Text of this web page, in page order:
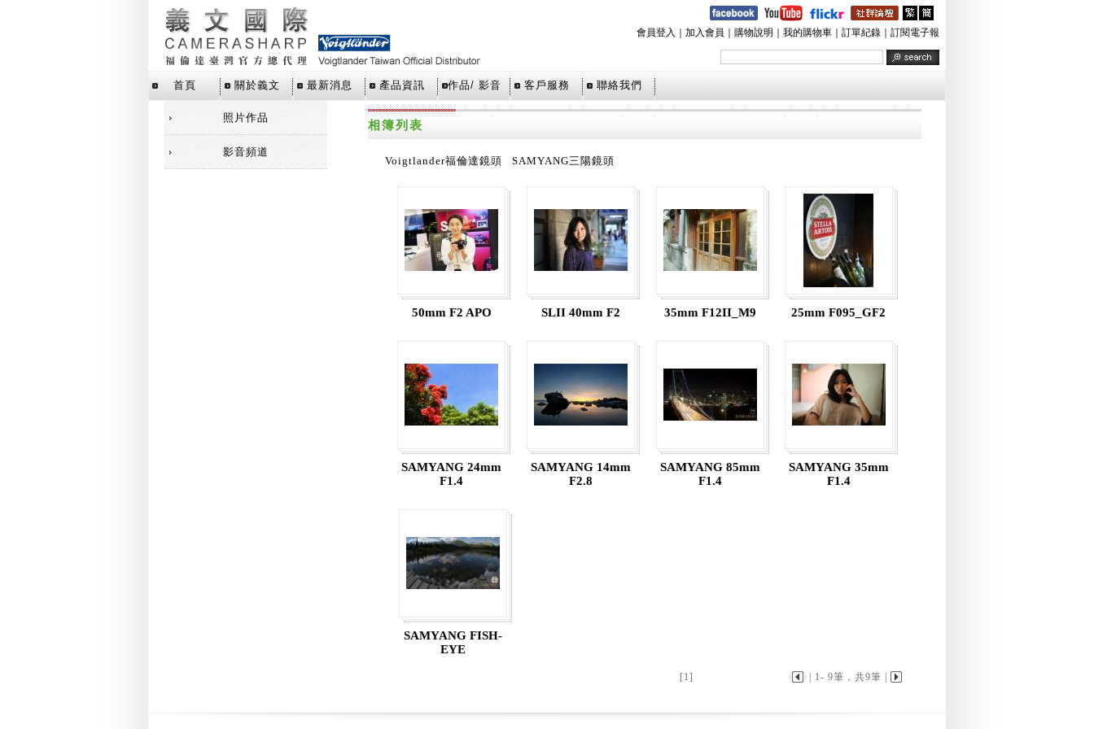
會員登入 加入會員 購物說明 我的購物車 訂單紀錄 訂閱電子報
首頁 關於義文 最新消息 產品資訊 作品/ 影音 客戶服務 聯絡我們
照片作品
影音頻道
相簿列表
Voigtlander福倫達鏡頭 SAMYANG三陽鏡頭
50mm F2 APO SLII 40mm F2 35mm F12II_M9 25mm F095_GF2
SAMYANG 24mm
F1.4
SAMYANG 14mm
F2.8
SAMYANG 85mm
F1.4
SAMYANG 35mm
F1.4
SAMYANG FISH-
EYE
[1] | 1- 9筆，共9筆 |